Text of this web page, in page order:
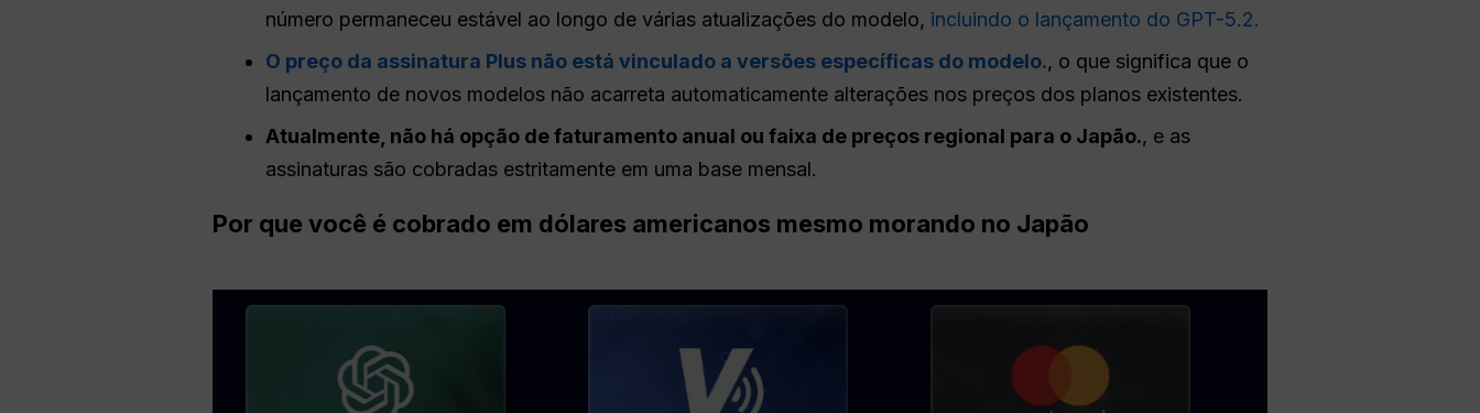
número permaneceu estável ao longo de várias atualizações do modelo, incluindo o lançamento do GPT-5.2.
O preço da assinatura Plus não está vinculado a versões específicas do modelo., o que significa que o
lançamento de novos modelos não acarreta automaticamente alterações nos preços dos planos existentes.
Atualmente, não há opção de faturamento anual ou faixa de preços regional para o Japão., e as
assinaturas são cobradas estritamente em uma base mensal.
Por que você é cobrado em dólares americanos mesmo morando no Japão